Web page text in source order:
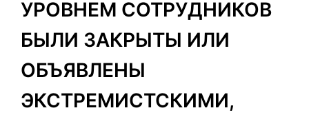
УРОВНЕМ СОТРУДНИКОВ
БЫЛИ ЗАКРЫТЫ ИЛИ
ОБЪЯВЛЕНЫ
ЭКСТРЕМИСТСКИМИ,